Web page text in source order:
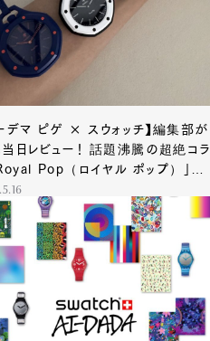
デマ ピゲ × スウォッチ】編集部が
日レビュー！ 話題沸騰の超絶コラ
Pop（ロイヤル ポップ）」の
は